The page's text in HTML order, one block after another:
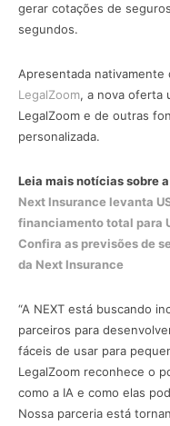
gerar cotações de
segundos.
Apresentada
LegalZoom, a nova oferta
LegalZoom e de outras
personalizada.
Leia mais notícias sobre
Next Insurance levanta
financiamento total para
Confira as previsões de
da Next Insurance
“A NEXT está buscando
parceiros para
fáceis de usar para
LegalZoom reconhece o
como a IA e como elas
Nossa parceria está